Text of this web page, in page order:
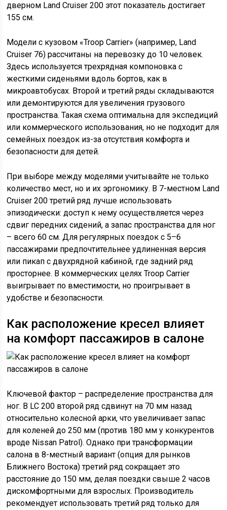
дверном Land Cruiser 200 этот показатель достигает
155 см.
Модели с кузовом «Troop Carrier» (например, Land
Cruiser 76) рассчитаны на перевозку до 10 человек.
Здесь используется трехрядная компоновка с
жесткими сиденьями вдоль бортов, как в
микроавтобусах. Второй и третий ряды складываются
или демонтируются для увеличения грузового
пространства. Такая схема оптимальна для экспедиций
или коммерческого использования, но не подходит для
семейных поездок из-за отсутствия комфорта и
безопасности для детей.
При выборе между моделями учитывайте не только
количество мест, но и их эргономику. В 7-местном Land
Cruiser 200 третий ряд лучше использовать
эпизодически: доступ к нему осуществляется через
сдвиг передних сидений, а запас пространства для ног
– всего 60 см. Для регулярных поездок с 5–6
пассажирами предпочтительнее удлиненная версия
или пикап с двухрядной кабиной, где задний ряд
просторнее. В коммерческих целях Troop Carrier
выигрывает по вместимости, но проигрывает в
удобстве и безопасности.
Как расположение кресел влияет
на комфорт пассажиров в салоне
Ключевой фактор – распределение пространства для
ног. В LC 200 второй ряд сдвинут на 70 мм назад
относительно колесной арки, что увеличивает запас
для коленей до 250 мм (против 180 мм у конкурентов
вроде Nissan Patrol). Однако при трансформации
салона в 8-местный вариант (опция для рынков
Ближнего Востока) третий ряд сокращает это
расстояние до 150 мм, делая поездки свыше 2 часов
дискомфортными для взрослых. Производитель
рекомендует использовать третий ряд только для